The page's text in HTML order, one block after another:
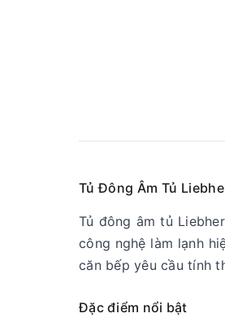
Tủ Đông Âm Tủ
Tủ đông âm tủ
công nghệ làm lạnh
căn bếp yêu cầu tính
Đặc điểm nổi bật